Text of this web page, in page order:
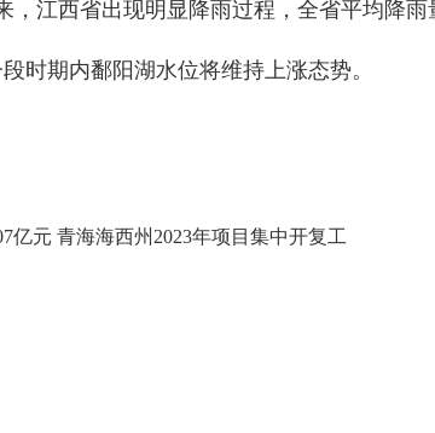
，江西省出现明显降雨过程，全省平均降雨
时期内鄱阳湖水位将维持上涨态势。
亿元 青海海西州2023年项目集中开复工